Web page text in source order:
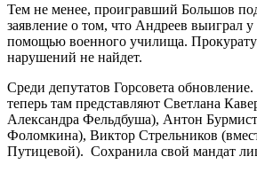
Тем не менее, проигравший Большов
заявление о том, что Андреев выиграл у
помощью военного училища.
нарушений не найдет.
Среди депутатов Горсовета
теперь там представляют Светлана
Александра Фельдбуша), Антон
Фоломкина), Виктор Стрельников
Путицевой). Сохранила свой мандат